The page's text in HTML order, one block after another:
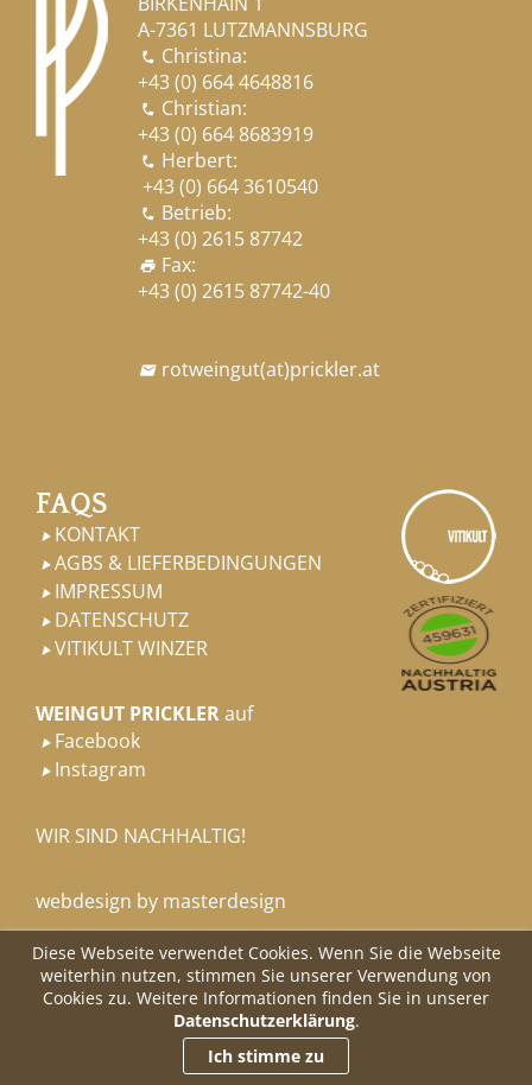
A-7361 LUTZMANNSBURG
 Christina:
+43 (0) 664 4648816
 Christian:
+43 (0) 664 8683919
 Herbert:
+43 (0) 664 3610540
 Betrieb:
+43 (0) 2615 87742
print Fax:
+43 (0) 2615 87742-40
 rotweingut(at)prickler.at
FAQS
 KONTAKT
 AGBS & LIEFERBEDINGUNGEN
 IMPRESSUM
 DATENSCHUTZ
 VITIKULT WINZER
WEINGUT PRICKLERauf
 Facebook
 Instagram
WIR SIND NACHHALTIG!
webdesign by masterdesign
Diese Webseite verwendet Cookies. Wenn Sie die Webseite
weiterhin nutzen, stimmen Sie unserer Verwendung von
Cookies zu. Weitere Informationen finden Sie in unserer
Datenschutzerklärung.
Ich stimme zu